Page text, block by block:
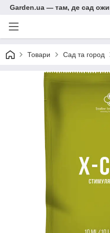
Garden.ua — там, де сад
Товари Сад та город